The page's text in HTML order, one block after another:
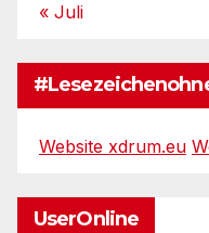
« Juli
Website xdrum.eu
UserOnline